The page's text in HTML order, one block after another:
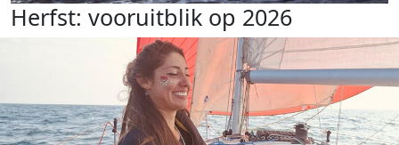
Herfst: vooruitblik op 2026